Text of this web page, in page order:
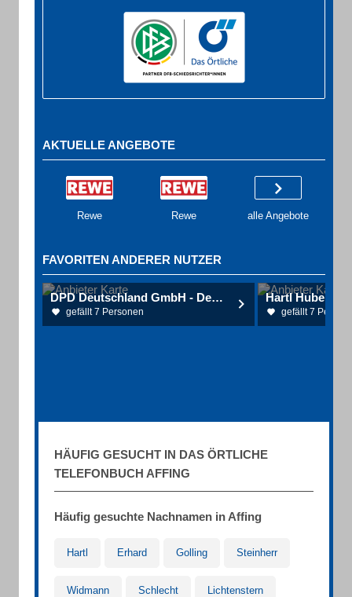
AKTUELLE ANGEBOTE
Rewe Rewe alle Angebote
FAVORITEN ANDERER NUTZER
DPD Deutschland GmbH - Depot 0186
gefällt 7 Personen
Hartl Hubert
gefällt 7
HÄUFIG GESUCHT IN DAS ÖRTLICHE
TELEFONBUCH AFFING
Häufig gesuchte Nachnamen in Affing
Hartl Erhard Golling Steinherr
Widmann Schlecht Lichtenstern